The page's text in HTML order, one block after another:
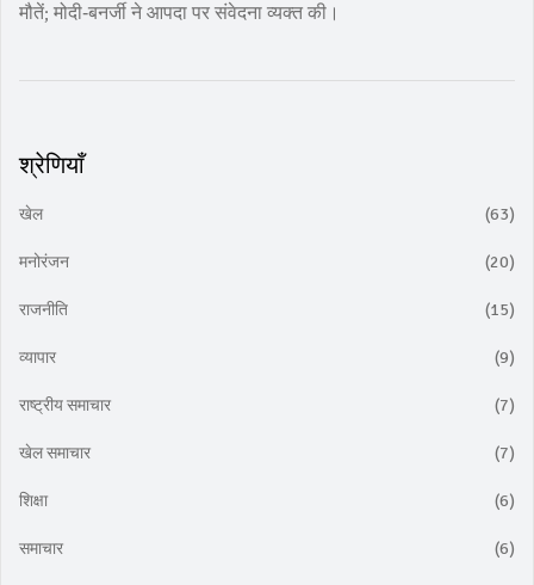
मौतें; मोदी‑बनर्जी ने आपदा पर संवेदना व्यक्त की।
श्रेणियाँ
खेल (63)
मनोरंजन (20)
राजनीति (15)
व्यापार (9)
राष्ट्रीय समाचार (7)
खेल समाचार (7)
शिक्षा (6)
समाचार (6)